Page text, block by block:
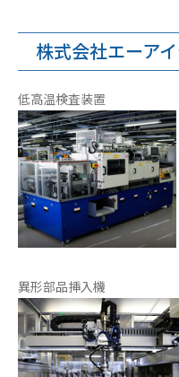
株式会社エーア
低高温検査装置
異形部品挿入機